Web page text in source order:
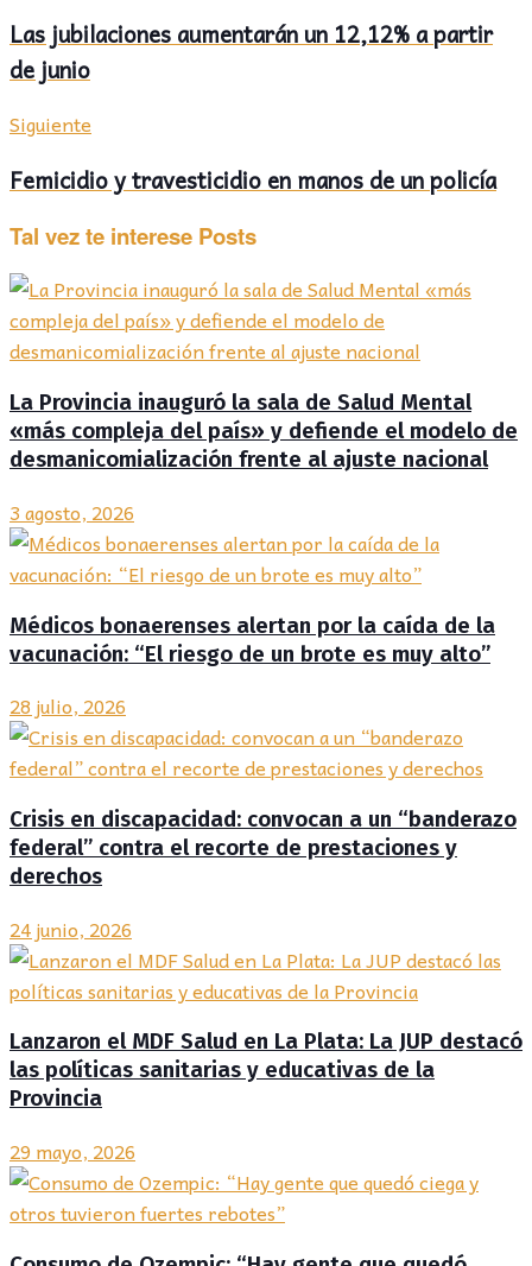
Las jubilaciones aumentarán un 12,12% a partir
de junio
Siguiente
Femicidio y travesticidio en manos de un policía
Tal vez te interese Posts
La Provincia inauguró la sala de Salud Mental
«más compleja del país» y defiende el modelo de
desmanicomialización frente al ajuste nacional
3 agosto, 2026
Médicos bonaerenses alertan por la caída de la
vacunación: “El riesgo de un brote es muy alto”
28 julio, 2026
Crisis en discapacidad: convocan a un “banderazo
federal” contra el recorte de prestaciones y
derechos
24 junio, 2026
Lanzaron el MDF Salud en La Plata: La JUP destacó
las políticas sanitarias y educativas de la
Provincia
29 mayo, 2026